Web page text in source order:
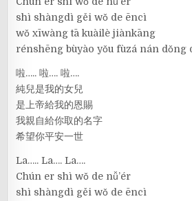
shì shàngdì gěi wǒ de ēncì
wǒ xīwàng tā kuàilè jiànkāng
rénshēng bùyào yǒu fùzá nán dǒng
啦….. 啦…. 啦….
純兒是我的女兒
是上帝給我的恩賜
我親自給你取的名字
希望你平安一世
La….. La…. La….
Chún er shì wǒ de nǚ’ér
shì shàngdì gěi wǒ de ēncì